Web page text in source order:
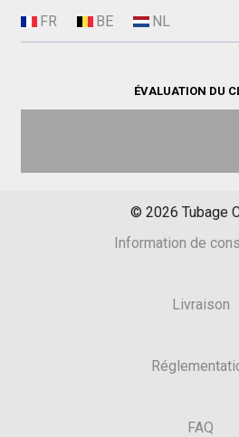
ÉVALUATION DU
© 2026 Tubage
Information de
Livraison
FAQ